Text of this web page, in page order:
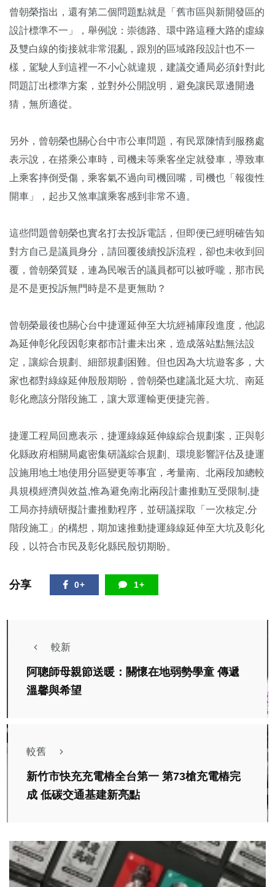
曾朝榮指出，還有第二個問題點就是「舊市區與新開發區的
設計標準不一」，舉例說：崇德路、環中路這種大路的虛線
及雙白線的銜接就非常混亂，跟別的區域路段設計也不一
樣，駕駛人到這裡一不小心就違規，建議交通局必須針對此
問題訂出標準方案，並對外公開說明，避免讓民眾邊開邊
猜，無所適從。
另外，曾朝榮也關心台中市公車問題，有民眾陳情到服務處
表示說，在搭乘公車時，司機未等乘客坐定就發車，導致車
上乘客摔倒受傷，乘客氣不過向司機回嘴，司機也「報復性
開車」，起步又煞車讓乘客感到非常不適。
這些問題曾朝榮也實名打去投訴電話，但即便已經明確告知
對方自己是議員身分，請回覆後續投訴流程，卻也未收到回
覆，曾朝榮質疑，連為民喉舌的議員都可以被呼嚨，那市民
是不是更投訴無門時是不是更無助？
曾朝榮最後也關心台中捷運延伸至大坑經補庫段進度，他認
為延伸彰化段因彰東都市計畫未出來，造成落站點無法設
定，讓綜合規劃、細部規劃困難。但也因為大坑遊客多，大
家也都對綠線延伸殷殷期盼，曾朝榮也建議北延大坑、南延
彰化應該分階段施工，讓大眾運輸更便捷完善。
捷運工程局回應表示，捷運綠線延伸線綜合規劃案，正與彰
化縣政府相關局處密集研議綜合規劃、環境影響評估及捷運
設施用地土地使用分區變更等事宜，考量南、北兩段加總較
具規模經濟與效益,惟為避免南北兩段計畫推動互受限制,捷
工局亦持續研擬計畫推動程序，並研議採取「一次核定,分
階段施工」的構想，期加速推動捷運綠線延伸至大坑及彰化
段，以符合市民及彰化縣民殷切期盼。
分享 0+ 1+
較新
阿聰師母親節送暖：關懷在地弱勢學童 傳遞
溫馨與希望
較舊
新竹市快充充電樁全台第一 第73槍充電樁完
成 低碳交通基建新亮點